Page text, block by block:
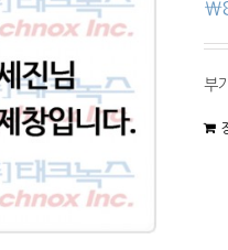
₩
부